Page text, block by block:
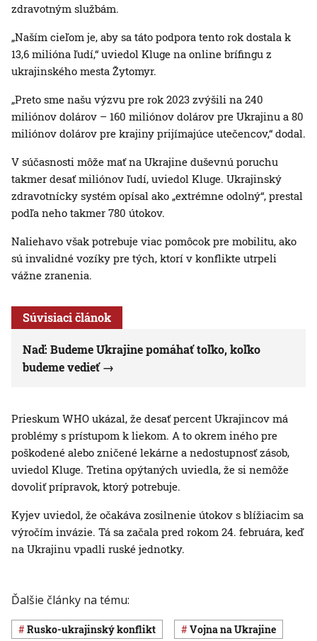
zdravotným službám.
„Naším cieľom je, aby sa táto podpora tento rok dostala k
13,6 milióna ľudí,“ uviedol Kluge na online brífingu z
ukrajinského mesta Žytomyr.
„Preto sme našu výzvu pre rok 2023 zvýšili na 240
miliónov dolárov – 160 miliónov dolárov pre Ukrajinu a 80
miliónov dolárov pre krajiny prijímajúce utečencov,“ dodal.
V súčasnosti môže mať na Ukrajine duševnú poruchu
takmer desať miliónov ľudí, uviedol Kluge. Ukrajinský
zdravotnícky systém opísal ako „extrémne odolný“, prestal
podľa neho takmer 780 útokov.
Naliehavo však potrebuje viac pomôcok pre mobilitu, ako
sú invalidné vozíky pre tých, ktorí v konflikte utrpeli
vážne zranenia.
Súvisiaci článok
Naď: Budeme Ukrajine pomáhať toľko, koľko
budeme vedieť
Prieskum WHO ukázal, že desať percent Ukrajincov má
problémy s prístupom k liekom. A to okrem iného pre
poškodené alebo zničené lekárne a nedostupnosť zásob,
uviedol Kluge. Tretina opýtaných uviedla, že si nemôže
dovoliť prípravok, ktorý potrebuje.
Kyjev uviedol, že očakáva zosilnenie útokov s blížiacim sa
výročím invázie. Tá sa začala pred rokom 24. februára, keď
na Ukrajinu vpadli ruské jednotky.
Ďalšie články na tému:
rusko-ukrajinský konflikt vojna na Ukrajine